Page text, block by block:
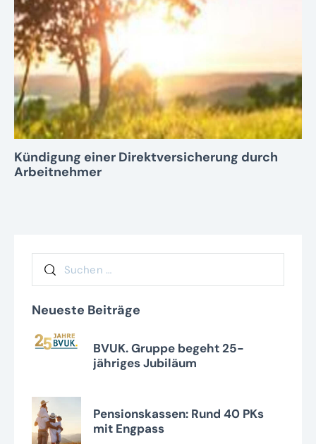
Kündigung einer Direktversicherung durch
Arbeitnehmer
Neueste Beiträge
BVUK. Gruppe begeht 25-
jähriges Jubiläum
Pensionskassen: Rund 40 PKs
mit Engpass